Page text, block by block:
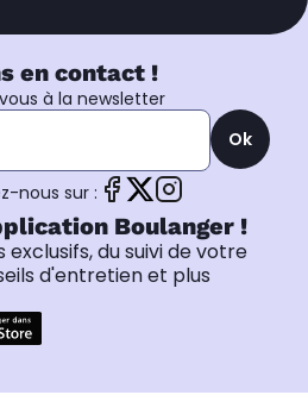
en contact !
à la newsletter
Ok
nous sur :
Boulanger !
du suivi de votre
d'entretien et plus